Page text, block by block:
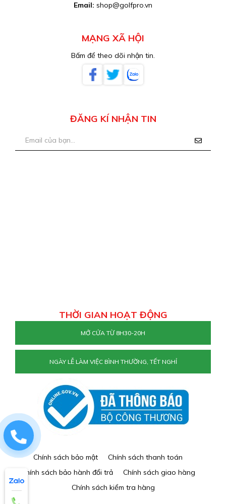
Email: shop@golfpro.vn
MẠNG XÃ HỘI
Bấm để theo dõi nhận tin.
ĐĂNG KÍ NHẬN TIN
THỜI GIAN HOẠT ĐỘNG
MỞ CỬA TỪ 8H30-20H
NGÀY LỄ LÀM VIỆC BÌNH THƯỜNG, TẾT NGHỈ
Chính sách bảo mật
Chính sách thanh toán
Chính sách bảo hành đổi trả
Chính sách giao hàng
Chính sách kiểm tra hàng
0829884477